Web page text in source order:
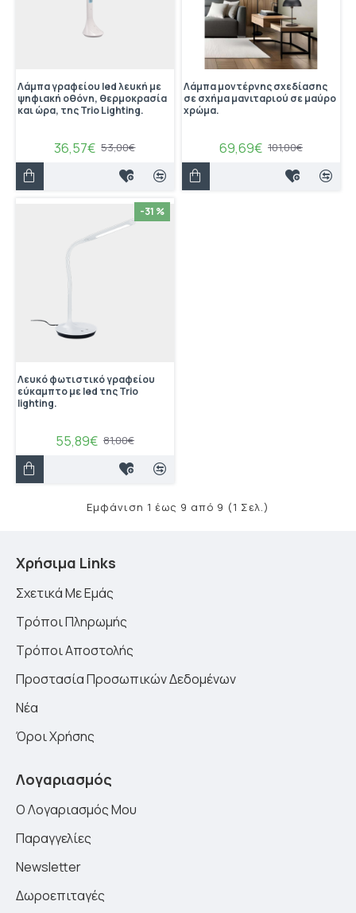
Λάμπα γραφείου led λευκή με
ψηφιακή οθόνη, θερμοκρασία
και ώρα, της Trio Lighting.
36,57€ 53,00€
Λάμπα μοντέρνης σχεδίασης
σε σχήμα μανιταριού σε μαύρο
χρώμα.
69,69€ 101,00€
-31 %
Λευκό φωτιστικό γραφείου
εύκαμπτο με led της Trio
lighting.
55,89€ 81,00€
Εμφάνιση 1 έως 9 από 9 (1 Σελ.)
Χρήσιμα Links
Σχετικά Με Εμάς
Τρόποι Πληρωμής
Τρόποι Αποστολής
Προστασία Προσωπικών Δεδομένων
Νέα
Όροι Χρήσης
Λογαριασμός
Ο Λογαριασμός Μου
Παραγγελίες
Newsletter
Δωροεπιταγές